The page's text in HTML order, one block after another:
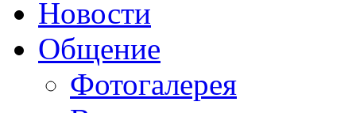
Новости
Общение
Фотогалерея